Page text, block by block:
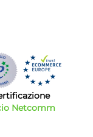
Netcomm